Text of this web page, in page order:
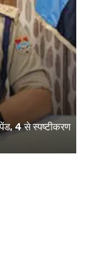
4 से स्पष्टीकरण